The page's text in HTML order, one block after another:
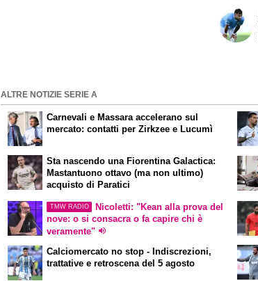
ALTRE NOTIZIE SERIE A
Carnevali e Massara accelerano sul
mercato: contatti per Zirkzee e Lucumì
Sta nascendo una FiorentinaGalactica:
Mastantuono ottavo (ma non ultimo)
acquisto di Paratici
TMW RADIO
Nicoletti: "Kean alla prova del
nove: o si consacra o fa capire chi è
veramente"
Calciomercato no stop - Indiscrezioni,
trattative e retroscena del 5 agosto